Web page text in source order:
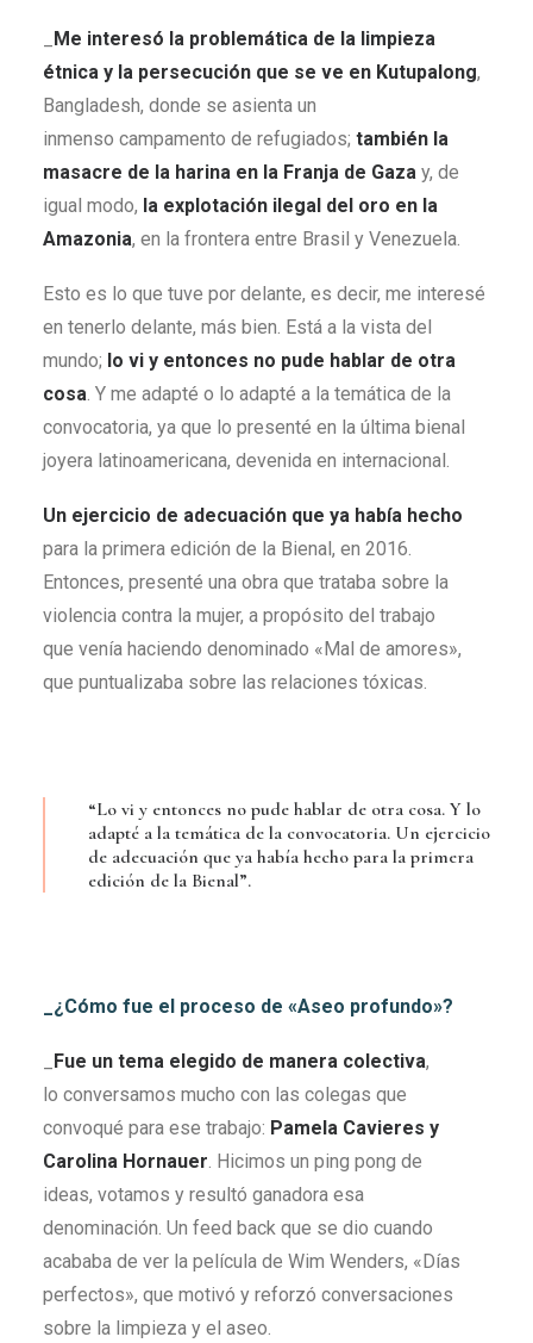
Me interesó la problemática de la limpieza
étnica y la persecución que se ve en Kutupalong,
Bangladesh, donde se asienta un
inmenso campamento de refugiados; también la
masacre de la harina en la Franja de Gaza y, de
igual modo, la explotación ilegal del oro en la
Amazonia, en la frontera entre Brasil y Venezuela.
Esto es lo que tuve por delante, es decir, me interesé
en tenerlo delante, más bien. Está a la vista del
mundo; lo vi y entonces no pude hablar de otra
cosa. Y me adapté o lo adapté a la temática de la
convocatoria, ya que lo presenté en la última bienal
joyera latinoamericana, devenida en internacional.
Un ejercicio de adecuación que ya había hecho
para la primera edición de la Bienal, en 2016.
Entonces, presenté una obra que trataba sobre la
violencia contra la mujer, a propósito del trabajo
que venía haciendo denominado «Mal de amores»,
que puntualizaba sobre las relaciones tóxicas.
“Lo vi y entonces no pude hablar de otra cosa. Y lo
adapté a la temática de la convocatoria. Un ejercicio
de adecuación que ya había hecho para la primera
edición de la Bienal”.
_¿Cómo fue el proceso de «Aseo profundo»?
Fue un tema elegido de manera colectiva,
lo conversamos mucho con las colegas que
convoqué para ese trabajo: Pamela Cavieres y
Carolina Hornauer. Hicimos un ping pong de
ideas, votamos y resultó ganadora esa
denominación. Un feed back que se dio cuando
acababa de ver la película de Wim Wenders, «Días
perfectos», que motivó y reforzó conversaciones
sobre la limpieza y el aseo.